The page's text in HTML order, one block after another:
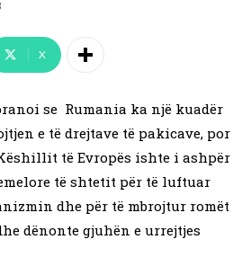
X
se Rumania ka një kuadër
e të drejtave të pakicave, por
të Evropës ishte i ashpër
të shtetit për të luftuar
dhe për të mbrojtur romët
dënonte gjuhën e urrejtjes